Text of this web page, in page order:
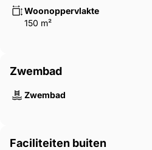
Woonoppervlakte
150 m²
Zwembad
Zwembad
Faciliteiten buiten